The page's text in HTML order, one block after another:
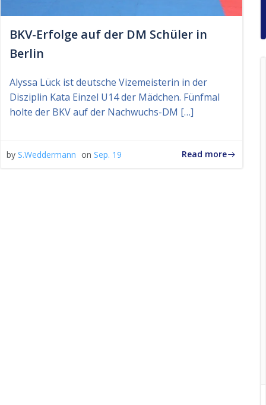
BKV-Erfolge auf der DM Schüler in
Berlin
Alyssa Lück ist deutsche Vizemeisterin in der
Disziplin Kata Einzel U14 der Mädchen. Fünfmal
holte der BKV auf der Nachwuchs-DM […]
by S.Weddermann on Sep. 19 Read more